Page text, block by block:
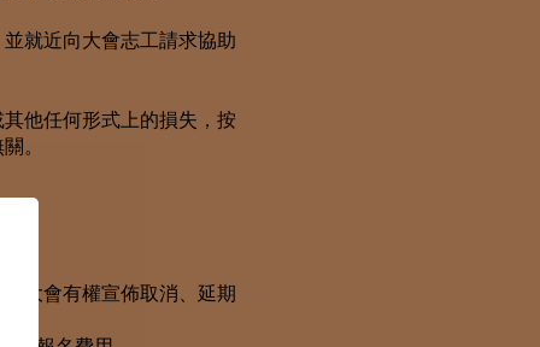
就近向大會志工請求協助
他任何形式上的損失，按
。
大會有權宣佈取消、延期